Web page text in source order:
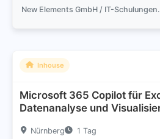
Inhouse
Microsoft 365 Copilot für
Datenanalyse und
Nürnberg 1 Tag